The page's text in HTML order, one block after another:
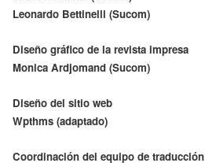
Leonardo Bettinelli (Sucom)
Diseño gráfico de la revista impresa
Monica Ardjomand (Sucom)
Diseño del sitio web
Wpthms (adaptado)
Coordinación del equipo de traducción